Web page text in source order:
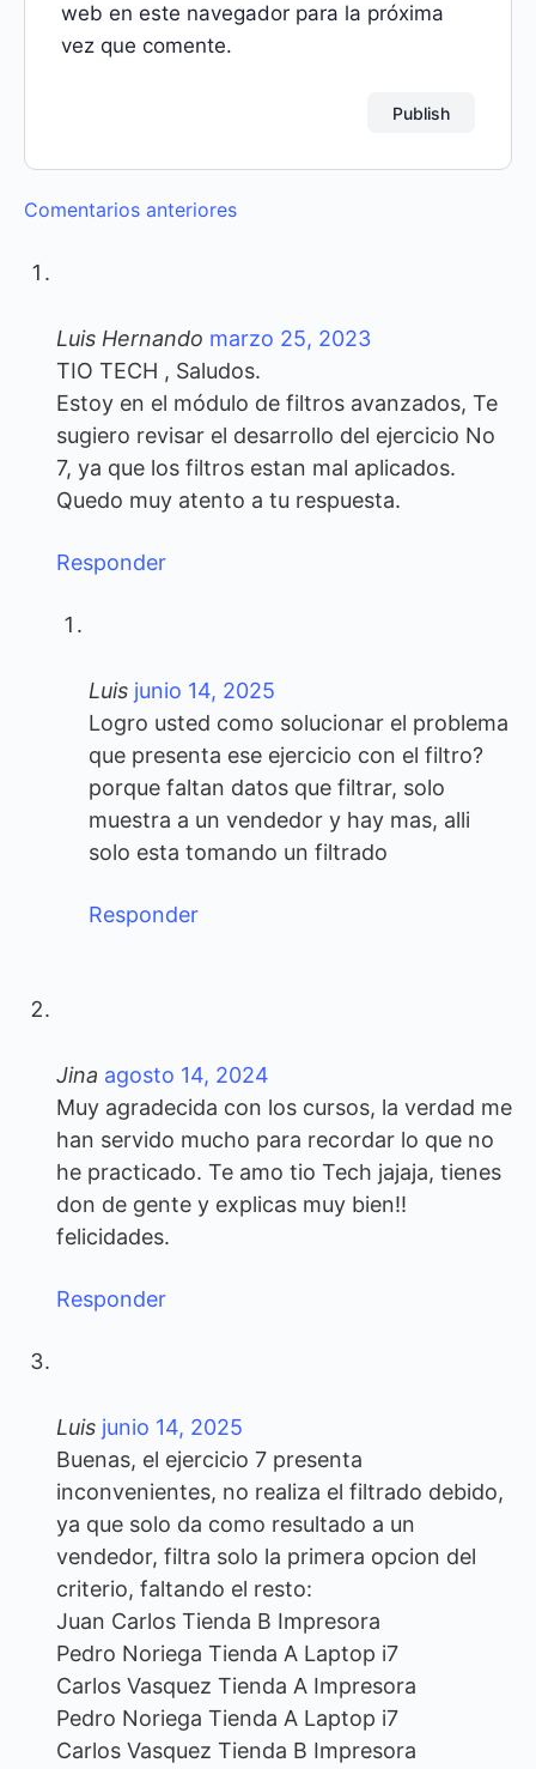
web en este navegador para la próxima
vez que comente.
Navegación
comentarios
Comentarios anteriores
Luis Hernando marzo 25, 2023
TIO TECH , Saludos.
Estoy en el módulo de filtros avanzados, Te
sugiero revisar el desarrollo del ejercicio No
7, ya que los filtros estan mal aplicados.
Quedo muy atento a tu respuesta.
Responder
Luis junio 14, 2025
Logro usted como solucionar el problema
que presenta ese ejercicio con el filtro?
porque faltan datos que filtrar, solo
muestra a un vendedor y hay mas, alli
solo esta tomando un filtrado
Responder
Jina agosto 14, 2024
Muy agradecida con los cursos, la verdad me
han servido mucho para recordar lo que no
he practicado. Te amo tio Tech jajaja, tienes
don de gente y explicas muy bien!!
felicidades.
Responder
Luis junio 14, 2025
Buenas, el ejercicio 7 presenta
inconvenientes, no realiza el filtrado debido,
ya que solo da como resultado a un
vendedor, filtra solo la primera opcion del
criterio, faltando el resto:
Juan Carlos Tienda B Impresora
Pedro Noriega Tienda A Laptop i7
Carlos Vasquez Tienda A Impresora
Pedro Noriega Tienda A Laptop i7
Carlos Vasquez Tienda B Impresora